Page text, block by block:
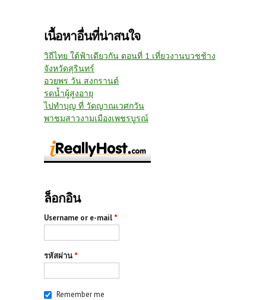
เนื้อหาอื่นที่น่าสนใจ
วิถีไทย ใต้ฟ้าเดียวกัน ตอนที่ 1 เที่ยวงานบวชช้าง
จังหวัดสุรินทร์
อวยพร วัน สงกรานต์
รดน้ำผู้สูงอายุ
ไปทำบุญ ที่ วัดญาณเวศกวัน
พาชมสาวงามเมืองเพชรบูรณ์
ล็อกอิน
Username or e-mail *
รหัสผ่าน *
Remember me